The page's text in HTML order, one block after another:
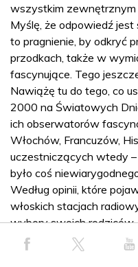
wszystkim zewnętrznym
Myślę, że odpowiedź
to pragnienie, by odkryć
przodkach, także w
fascynujące. Tego
Nawiążę tu do tego, co
2000 na Światowych
ich obserwatorów
Włochów, Francuzów,
uczestniczących wtedy –
było coś
Według opinii, które
włoskich stacjach
wybory swoich
roku.